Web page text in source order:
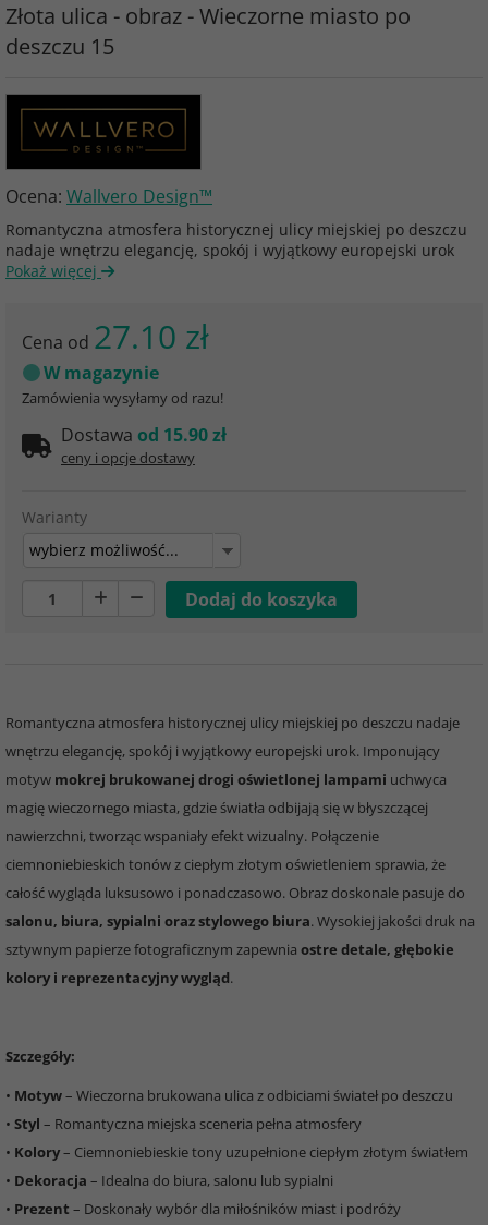
Złota ulica - obraz - Wieczorne miasto po
deszczu 15
Ocena: Wallvero Design™
Romantyczna atmosfera historycznej ulicy miejskiej po deszczu
nadaje wnętrzu elegancję, spokój i wyjątkowy europejski urok
Pokaż więcej
Cena od 27.10 zł
W magazynie
Zamówienia wysyłamy od razu!
Dostawa od 15.90 zł
ceny i opcje dostawy
Warianty
wybierz możliwość...
Romantyczna atmosfera historycznej ulicy miejskiej po deszczu nadaje
wnętrzu elegancję, spokój i wyjątkowy europejski urok. Imponujący
motyw mokrej brukowanej drogi oświetlonej lampami uchwyca
magię wieczornego miasta, gdzie światła odbijają się w błyszczącej
nawierzchni, tworząc wspaniały efekt wizualny. Połączenie
ciemnoniebieskich tonów z ciepłym złotym oświetleniem sprawia, że
całość wygląda luksusowo i ponadczasowo. Obraz doskonale pasuje do
salonu, biura, sypialni oraz stylowego biura. Wysokiej jakości druk na
sztywnym papierze fotograficznym zapewnia ostre detale, głębokie
kolory i reprezentacyjny wygląd.
Szczegóły:
• Motyw– Wieczorna brukowana ulica z odbiciami świateł po deszczu
• Styl – Romantyczna miejska sceneria pełna atmosfery
• Kolory– Ciemnoniebieskie tony uzupełnione ciepłym złotym światłem
• Dekoracja – Idealna do biura, salonu lub sypialni
• Prezent – Doskonały wybór dla miłośników miast i podróży